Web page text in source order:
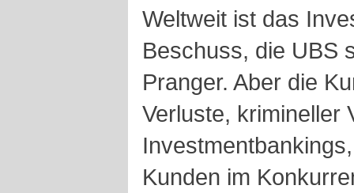
Weltweit ist das
Beschuss, die UBS
Pranger. Aber die
Verluste, krimineller
Kunden im